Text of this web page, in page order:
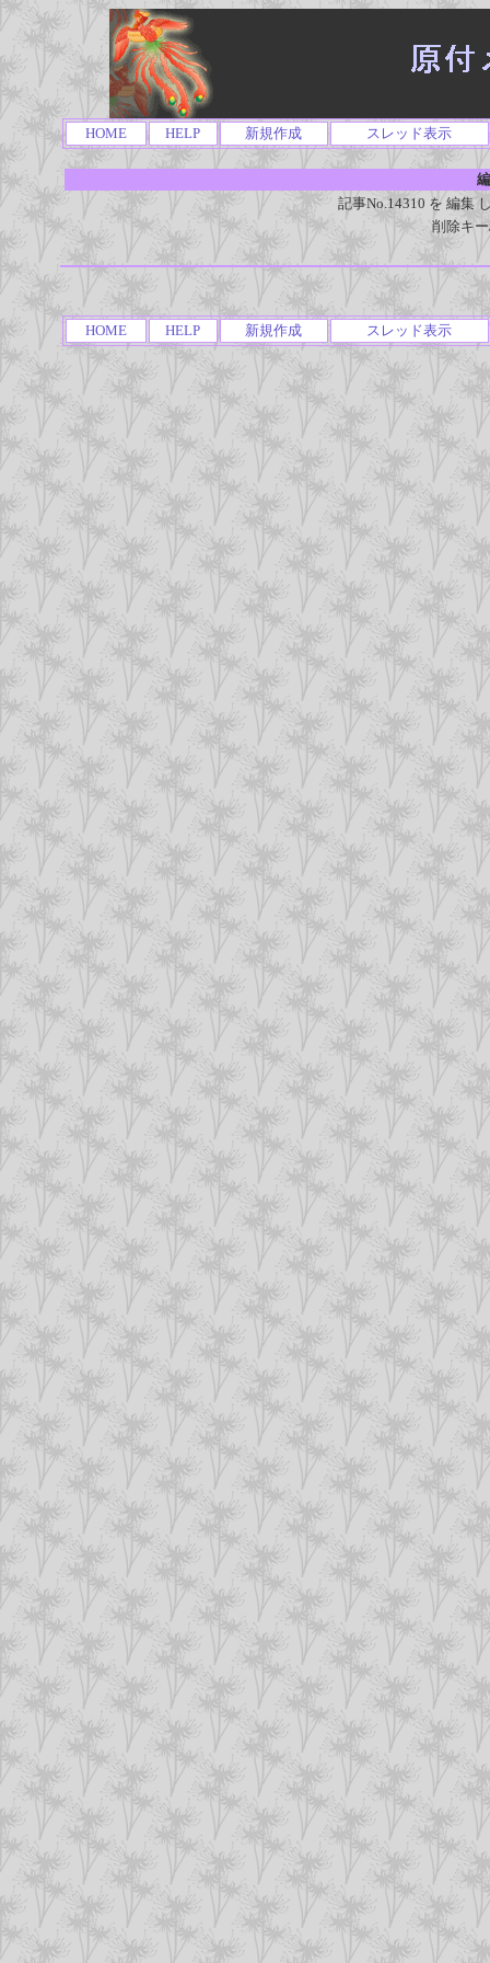
HOME HELP 新規作成 スレッド表示
記事No.14310 を 編集
削除キ
HOME HELP 新規作成 スレッド表示